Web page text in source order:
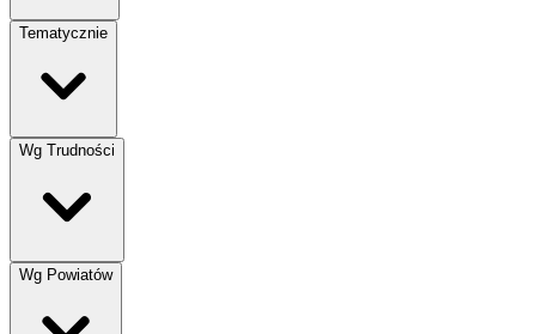
Tematycznie
Wg Trudności
Wg Powiatów